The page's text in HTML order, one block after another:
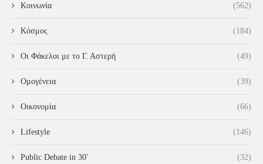
Κοινωνία (562)
Κόσμος (184)
Οι Φάκελοι με το Γ. Αστερή (49)
Ομογένεια (39)
Οικονομία (66)
Lifestyle (146)
Public Debate in 30' (32)